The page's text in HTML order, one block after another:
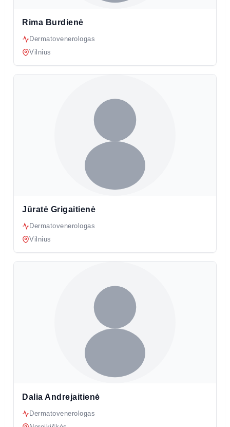
Rima Burdienė
Dermatovenerologas
Vilnius
Jūratė Grigaitienė
Dermatovenerologas
Vilnius
Dalia Andrejaitienė
Dermatovenerologas